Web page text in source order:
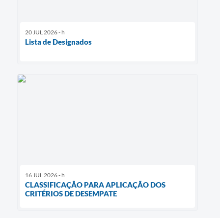
20 JUL 2026 - h
Lista de Designados
16 JUL 2026 - h
CLASSIFICAÇÃO PARA APLICAÇÃO DOS
CRITÉRIOS DE DESEMPATE